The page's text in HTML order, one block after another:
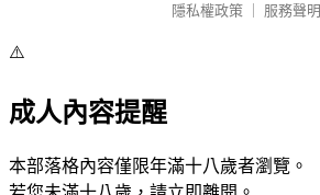
隱私權政策
服務聲明
⚠️
成人內容提醒
本部落格內容僅限年滿十八歲者瀏覽。